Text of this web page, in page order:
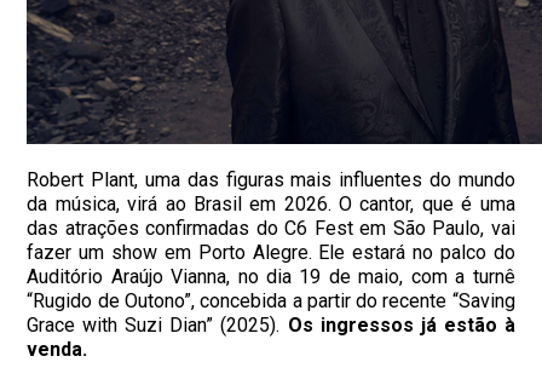
Robert Plant, uma das figuras mais influentes do mundo
da música, virá ao Brasil em 2026. O cantor, que é uma
das atrações confirmadas do C6 Fest em São Paulo, vai
fazer um show em Porto Alegre. Ele estará no palco do
Auditório Araújo Vianna, no dia 19 de maio, com a turnê
“Rugido de Outono”, concebida a partir do recente “Saving
Grace with Suzi Dian” (2025). Os ingressos já estão à
venda.